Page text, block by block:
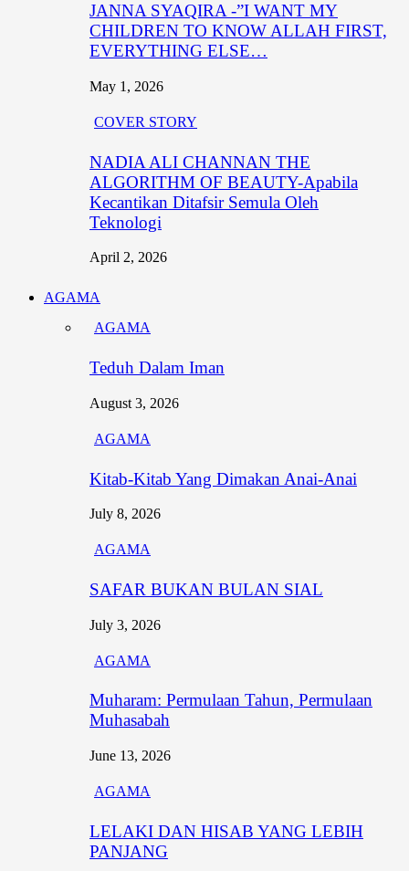
JANNA SYAQIRA -”I WANT MY
CHILDREN TO KNOW ALLAH FIRST,
EVERYTHING ELSE…
May 1, 2026
COVER STORY
NADIA ALI CHANNAN THE
ALGORITHM OF BEAUTY-Apabila
Kecantikan Ditafsir Semula Oleh
Teknologi
April 2, 2026
AGAMA
AGAMA
Teduh Dalam Iman
August 3, 2026
AGAMA
Kitab-Kitab Yang Dimakan Anai-Anai
July 8, 2026
AGAMA
SAFAR BUKAN BULAN SIAL
July 3, 2026
AGAMA
Muharam: Permulaan Tahun, Permulaan
Muhasabah
June 13, 2026
AGAMA
LELAKI DAN HISAB YANG LEBIH
PANJANG